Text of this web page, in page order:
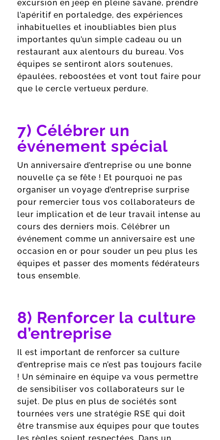
excursion en jeep en pleine savane, prendre
l’apéritif en portaledge, des expériences
inhabituelles et inoubliables bien plus
importantes qu’un simple cadeau ou un
restaurant aux alentours du bureau. Vos
équipes se sentiront alors soutenues,
épaulées, reboostées et vont tout faire pour
que le cercle vertueux perdure.
7) Célébrer un
événement spécial
Un anniversaire d’entreprise ou une bonne
nouvelle ça se fête ! Et pourquoi ne pas
organiser un voyage d’entreprise surprise
pour remercier tous vos collaborateurs de
leur implication et de leur travail intense au
cours des derniers mois. Célébrer un
événement comme un anniversaire est une
occasion en or pour souder un peu plus les
équipes et passer des moments fédérateurs
tous ensemble.
8) Renforcer la culture
d’entreprise
Il est important de renforcer sa culture
d’entreprise mais ce n’est pas toujours facile
! Un séminaire en équipe va vous permettre
de sensibiliser vos collaborateurs sur le
sujet. De plus en plus de sociétés sont
tournées vers une stratégie RSE qui doit
être transmise aux équipes pour que toutes